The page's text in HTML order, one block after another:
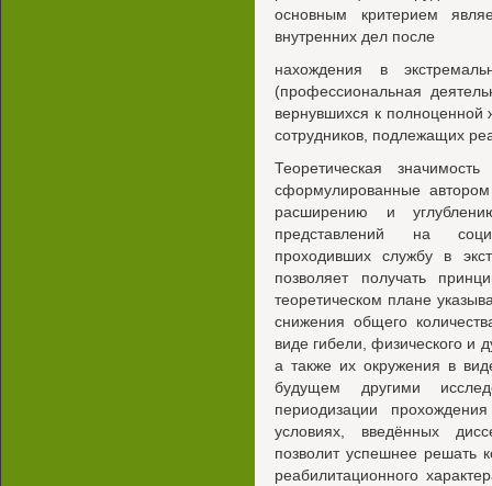
основным критерием
внутренних дел после
нахождения в
(профессиональная
вернувшихся к
сотрудников, подлежащих
Теоретическая
сформулированные
расширению и
представлений на
проходивших службу в
позволяет получать
теоретическом плане
снижения общего
виде гибели, физического и
а также их окружения в
будущем другими
периодизации
условиях, введённых
позволит успешнее решать
реабилитационного